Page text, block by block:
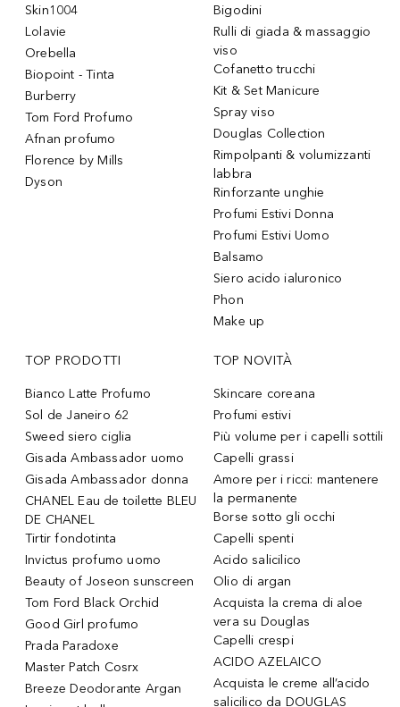
Skin1004
Lolavie
Orebella
Biopoint - Tinta
Burberry
Tom Ford Profumo
Afnan profumo
Florence by Mills
Dyson
Bigodini
Rulli di giada & massaggio
viso
Cofanetto trucchi
Kit & Set Manicure
Spray viso
Douglas Collection
Rimpolpanti & volumizzanti
labbra
Rinforzante unghie
Profumi Estivi Donna
Profumi Estivi Uomo
Balsamo
Siero acido ialuronico
Phon
Make up
TOP PRODOTTI
Bianco Latte Profumo
Sol de Janeiro 62
Sweed siero ciglia
Gisada Ambassador uomo
Gisada Ambassador donna
CHANEL Eau de toilette BLEU
DE CHANEL
Tirtir fondotinta
Invictus profumo uomo
Beauty of Joseon sunscreen
Tom Ford Black Orchid
Good Girl profumo
Prada Paradoxe
Master Patch Cosrx
Breeze Deodorante Argan
TOP NOVITÀ
Skincare coreana
Profumi estivi
Più volume per i capelli sottili
Capelli grassi
Amore per i ricci: mantenere
la permanente
Borse sotto gli occhi
Capelli spenti
Acido salicilico
Olio di argan
Acquista la crema di aloe
vera su Douglas
Capelli crespi
ACIDO AZELAICO
Acquista le creme all’acido
salicilico da DOUGLAS